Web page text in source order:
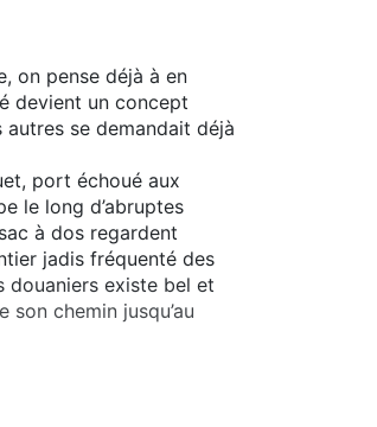
on pense déjà à en
devient un concept
se demandait déjà
port échoué aux
le long d’abruptes
à dos regardent
jadis fréquenté des
douaniers existe bel et
chemin jusqu’au